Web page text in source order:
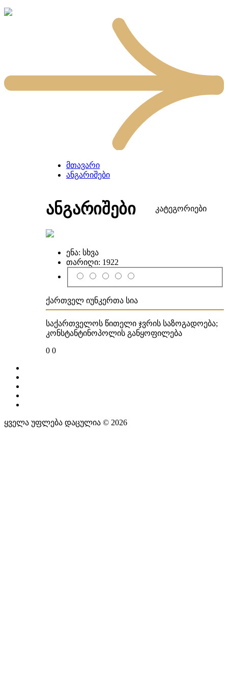
მთავარი
ანგარიშები
ანგარიშები კატეგორიები
ენა: სხვა
თარიღი: 1922
ქართველ იუნკერთა სია
საქართველოს წითელი ჯვრის საზოგადოება;
კონსტანტინოპოლის განყოფილება
0 0
ყველა უფლება დაცულია © 2026